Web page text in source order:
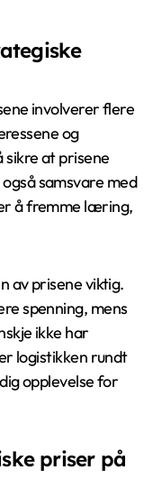
involverer flere
og
at prisene
samsvare med
å fremme læring,
av prisene viktig.
spenning, mens
ikke har
logistikken rundt
opplevelse for
priser på